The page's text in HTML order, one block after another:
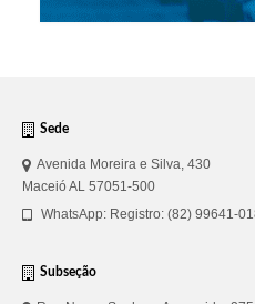
Sede
Avenida Moreira e Silva, 430
Maceió AL 57051-500
WhatsApp: Registro: (82) 99641-
Subseção